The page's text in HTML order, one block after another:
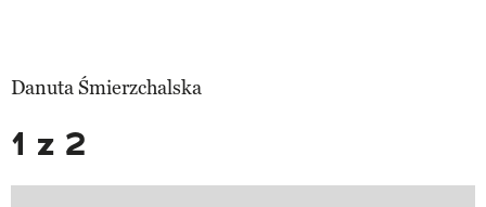
Danuta Śmierzchalska
1 z 2